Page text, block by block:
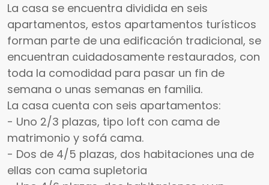
La casa se encuentra dividida en seis
apartamentos, estos apartamentos turísticos
forman parte de una edificación tradicional, se
encuentran cuidadosamente restaurados, con
toda la comodidad para pasar un fin de
semana o unas semanas en familia.
La casa cuenta con seis apartamentos:
- Uno 2/3 plazas, tipo loft con cama de
matrimonio y sofá cama.
- Dos de 4/5 plazas, dos habitaciones una de
ellas con cama supletoria